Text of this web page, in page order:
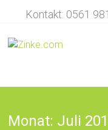
springen
Kontakt: 0561
in
Monat: Juli